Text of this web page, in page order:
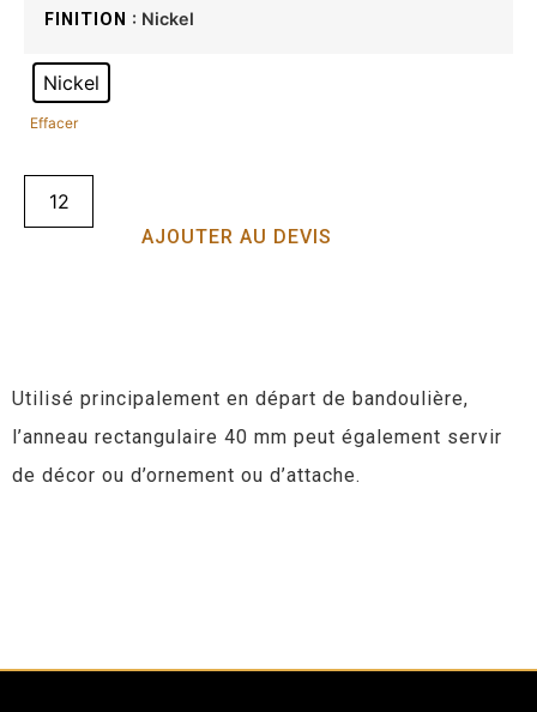
FINITION : Nickel
Nickel
Effacer
AJOUTER AU DEVIS
Utilisé principalement en départ de bandoulière,
l’anneau rectangulaire 40 mm peut également servir
de décor ou d’ornement ou d’attache.